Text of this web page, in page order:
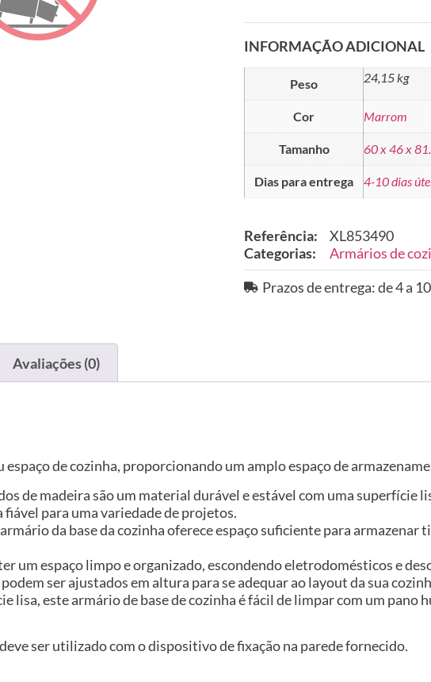
INFORMAÇÃO ADICIONAL
Peso 24,15 kg
Cor Marrom
Tamanho 60 x 46 x
Dias para entrega 4-10 dias
Referência:
XL853490
Categorias:
Armários de
Prazos de entrega: de 4 a
Avaliações (0)
de cozinha, proporcionando um amplo espaço de
de madeira são um material durável e estável com uma superfície
para uma variedade de projetos.
da base da cozinha oferece espaço suficiente para armazenar
um espaço limpo e organizado, escondendo eletrodomésticos e
ser ajustados em altura para se adequar ao layout da sua
lisa, este armário de base de cozinha é fácil de limpar com um pano
ser utilizado com o dispositivo de fixação na parede fornecido.